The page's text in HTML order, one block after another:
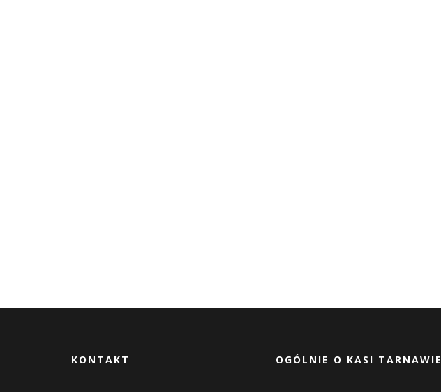
KONTAKT OGÓLNIE O KASI TARNAWIE